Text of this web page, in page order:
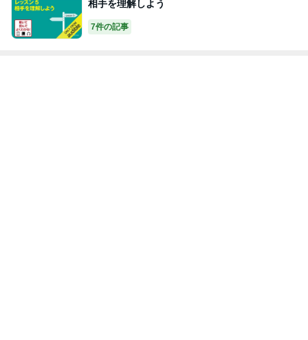
相手を理解しよう
7件の記事